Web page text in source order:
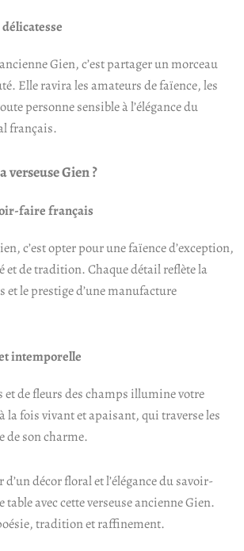
Gien, c’est partager un morceau
Elle ravira les amateurs de faïence, les
personne sensible à l’élégance du
français.
Gien ?
faire français
c’est opter pour une faïence d’exception,
et de tradition. Chaque détail reflète la
et le prestige d’une manufacture
intemporelle
et de fleurs des champs illumine votre
fois vivant et apaisant, qui traverse les
de son charme.
décor floral et l’élégance du savoir-
avec cette verseuse ancienne Gien.
tradition et raffinement.